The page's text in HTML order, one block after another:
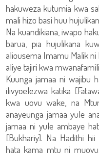
hakuweza kutumia kwa
mali hizo basi huu
Na kuandikiana, iwapo
barua, pia hujulikana
aliousema Imamu Malik
aliye tajiri kwa
Kuunga jamaa ni wajibu
ilivyoelezwa katika
kwa uovu wake, na
anayeunga jamaa yule
jamaa ni yule ambaye
[Bukhariy]. Na Hadithi
hata kama mtu ni